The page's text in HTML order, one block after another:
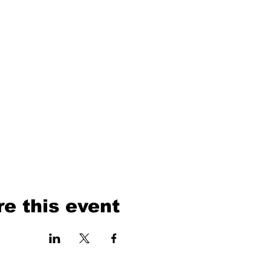
this event